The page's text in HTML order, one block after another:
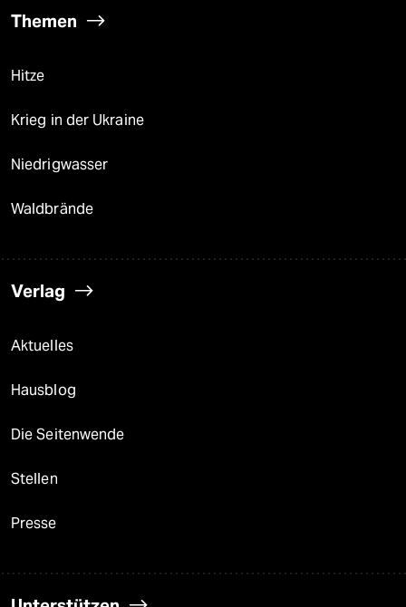
Themen
Hitze
Krieg in der Ukraine
Niedrigwasser
Waldbrände
Verlag
Aktuelles
Hausblog
Die Seitenwende
Stellen
Presse